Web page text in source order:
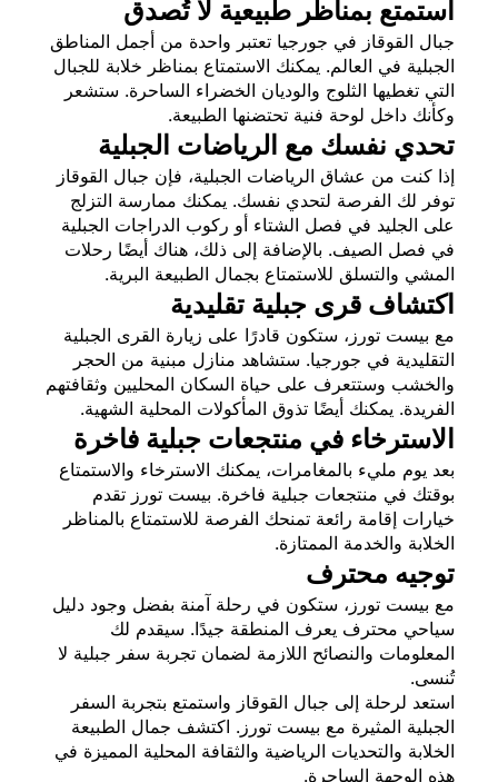
استمتع بمناظر طبيعية لا تُصدق
جبال القوقاز في جورجيا تعتبر واحدة من أجمل المناطق
الجبلية في العالم. يمكنك الاستمتاع بمناظر خلابة للجبال
التي تغطيها الثلوج والوديان الخضراء الساحرة. ستشعر
وكأنك داخل لوحة فنية تحتضنها الطبيعة.
تحدي نفسك مع الرياضات الجبلية
إذا كنت من عشاق الرياضات الجبلية، فإن جبال القوقاز
توفر لك الفرصة لتحدي نفسك. يمكنك ممارسة التزلج
على الجليد في فصل الشتاء أو ركوب الدراجات الجبلية
في فصل الصيف. بالإضافة إلى ذلك، هناك أيضًا رحلات
المشي والتسلق للاستمتاع بجمال الطبيعة البرية.
اكتشاف قرى جبلية تقليدية
مع بيست تورز، ستكون قادرًا على زيارة القرى الجبلية
التقليدية في جورجيا. ستشاهد منازل مبنية من الحجر
والخشب وستتعرف على حياة السكان المحليين وثقافتهم
الفريدة. يمكنك أيضًا تذوق المأكولات المحلية الشهية.
الاسترخاء في منتجعات جبلية فاخرة
بعد يوم مليء بالمغامرات، يمكنك الاسترخاء والاستمتاع
بوقتك في منتجعات جبلية فاخرة. بيست تورز تقدم
خيارات إقامة رائعة تمنحك الفرصة للاستمتاع بالمناظر
الخلابة والخدمة الممتازة.
توجيه محترف
مع بيست تورز، ستكون في رحلة آمنة بفضل وجود دليل
سياحي محترف يعرف المنطقة جيدًا. سيقدم لك
المعلومات والنصائح اللازمة لضمان تجربة سفر جبلية لا
تُنسى.
استعد لرحلة إلى جبال القوقاز واستمتع بتجربة السفر
الجبلية المثيرة مع بيست تورز. اكتشف جمال الطبيعة
الخلابة والتحديات الرياضية والثقافة المحلية المميزة في
هذه الوجهة الساحرة.